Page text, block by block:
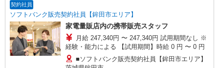
契約社員
ソフトバンク販売契約社員【鉾田市エリア】
家電量販店内の携帯販売スタッフ
月給 247,340円 〜 247,340円 試用期間なし ※
経験・能力による 【試用期間】時給 0 円 〜 0 円
■ソフトバンク販売契約社員【鉾田市エリア】